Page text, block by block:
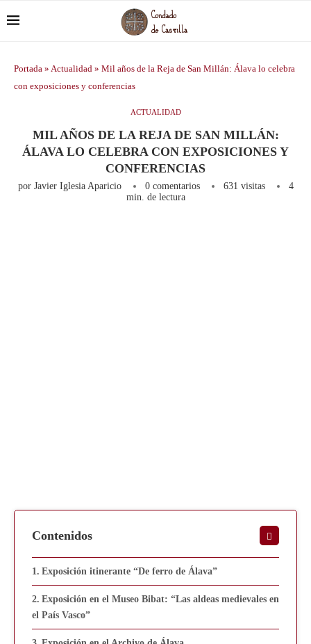
Portada » Actualidad » Mil años de la Reja de San Millán: Álava lo celebra
con exposiciones y conferencias
ACTUALIDAD
MIL AÑOS DE LA REJA DE SAN MILLÁN:
ÁLAVA LO CELEBRA CON EXPOSICIONES Y
CONFERENCIAS
por Javier Iglesia Aparicio 0 comentarios 631 visitas
4
min. de lectura
Contenidos
Exposición itinerante “De ferro de Álava”
Exposición en el Museo Bibat: “Las aldeas medievales en
el País Vasco”